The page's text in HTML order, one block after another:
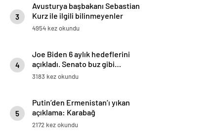
3
Avusturya başbakanı Sebastian
Kurz ile ilgili bilinmeyenler
4954 kez okundu
4
Joe Biden 6 aylık hedeflerini
açıkladı. Senato buz gibi…
3183 kez okundu
5
Putin’den Ermenistan’ı yıkan
açıklama: Karabağ
Azerbaycan’ın ayrılmaz bir
2172 kez okundu